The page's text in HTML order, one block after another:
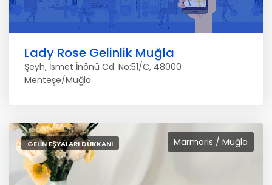
Lady Rose Gelinlik Muğla
Şeyh, İsmet İnönü Cd. No:51/C, 48000
Menteşe/Muğla
Marmaris / Muğla
GELIN EŞYALARI DÜKKANI